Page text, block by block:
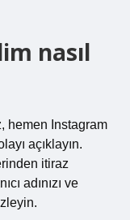
nasıl
hemen Instagram
açıklayın.
itiraz
adınızı ve